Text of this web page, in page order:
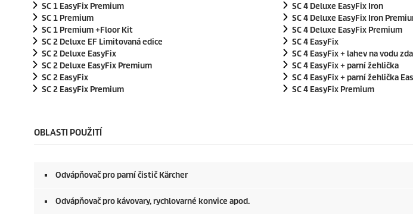
SC 1 EasyFix Premium
SC 1 Premium
SC 1 Premium +Floor Kit
SC 2 Deluxe EF Limitovaná edice
SC 2 Deluxe EasyFix
SC 2 Deluxe EasyFix Premium
SC 2 EasyFix
SC 2 EasyFix Premium
SC 4 Deluxe EasyFix Iron
SC 4 Deluxe EasyFix Iron
SC 4 Deluxe EasyFix Premium
SC 4 EasyFix
SC 4 EasyFix+ lahev na vodu
SC 4 EasyFix+ parní žehlička
SC 4 EasyFix+ parní žehlička
SC 4 EasyFix Premium
OBLASTI POUŽITÍ
Odvápňovač pro parní čistič Kärcher
Odvápňovač pro kávovary, rychlovarné konvice apod.